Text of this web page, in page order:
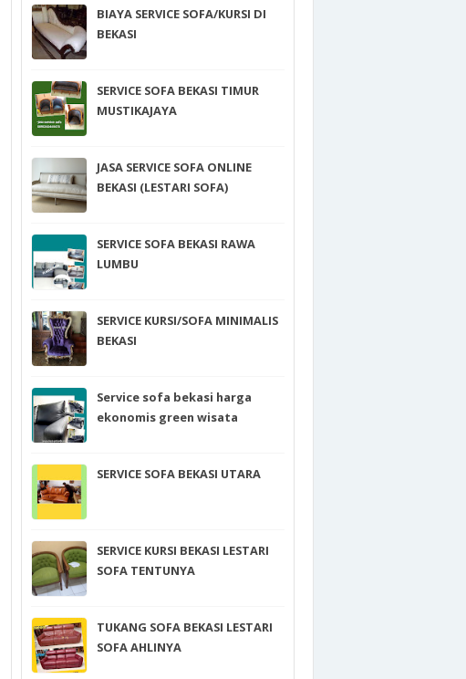
BIAYA SERVICE SOFA/KURSI DI
BEKASI
SERVICE SOFA BEKASI TIMUR
MUSTIKAJAYA
JASA SERVICE SOFA ONLINE
BEKASI (LESTARI SOFA)
SERVICE SOFA BEKASI RAWA
LUMBU
SERVICE KURSI/SOFA MINIMALIS
BEKASI
Service sofa bekasi harga
ekonomis green wisata
SERVICE SOFA BEKASI UTARA
SERVICE KURSI BEKASI LESTARI
SOFA TENTUNYA
TUKANG SOFA BEKASI LESTARI
SOFA AHLINYA